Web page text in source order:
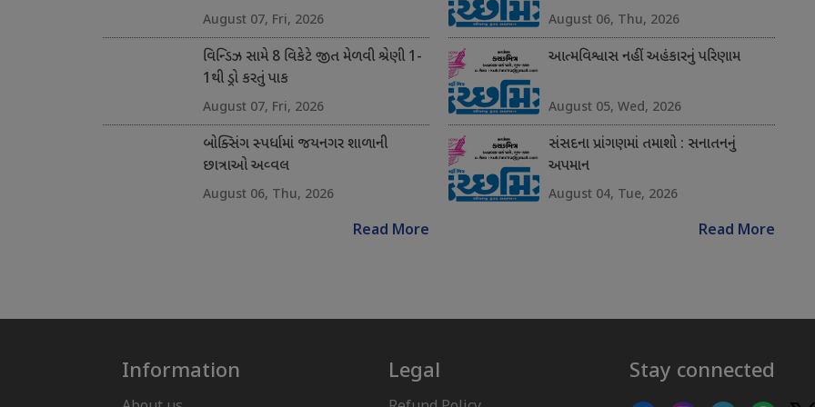
August 07, Fri, 2026
વિન્ડિઝ સામે 8 વિકેટે જીત મેળવી શ્રેણી 1-
1થી ડ્રો કરતું પાક
August 07, Fri, 2026
બોક્સિંગ સ્પર્ધામાં જયનગર શાળાની
છાત્રાઓ અવ્વલ
August 06, Thu, 2026
Read More
August 06, Thu, 2026
આત્મવિશ્વાસ નહીં અહંકારનું પરિણામ
August 05, Wed, 2026
સંસદના પ્રાંગણમાં તમાશો : સનાતનનું
અપમાન
August 04, Tue, 2026
Read More
Information Legal Stay connected